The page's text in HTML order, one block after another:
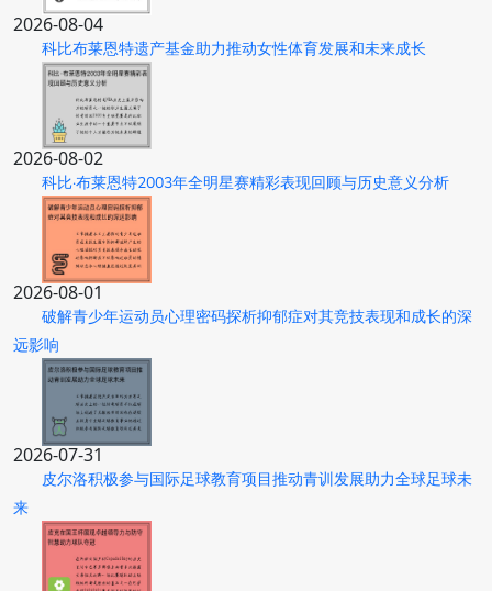
2026-08-04
科比布莱恩特遗产基金助力推动女性体育发展和未来成长
2026-08-02
科比·布莱恩特2003年全明星赛精彩表现回顾与历史意义分析
2026-08-01
破解青少年运动员心理密码探析抑郁症对其竞技表现和成长的深
远影响
2026-07-31
皮尔洛积极参与国际足球教育项目推动青训发展助力全球足球未
来